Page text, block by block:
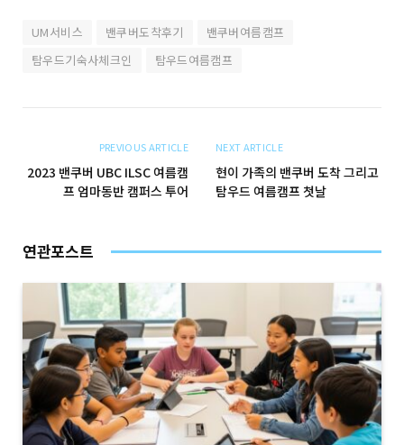
UM서비스 밴쿠버도착후기
밴쿠버여름캠프
탐우드기숙사체크인
탐우드여름캠프
PREVIOUS ARTICLE
2023 밴쿠버 UBC ILSC 여름캠
프 엄마동반 캠퍼스 투어
NEXT ARTICLE
현이 가족의 밴쿠버 도착 그리고
탐우드 여름캠프 첫날
연관포스트